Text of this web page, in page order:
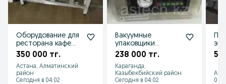
Оборудование для
ресторана кафе
плита пекарни
Астана
350 000 тг.
Астана, Алматинский
район
Сегодня в 04:02
Вакуумные
упаковщики
вакууматоры
караганда
238 000 тг.
Караганда,
Казыбекбийский район
Сегодня в 04:02
08